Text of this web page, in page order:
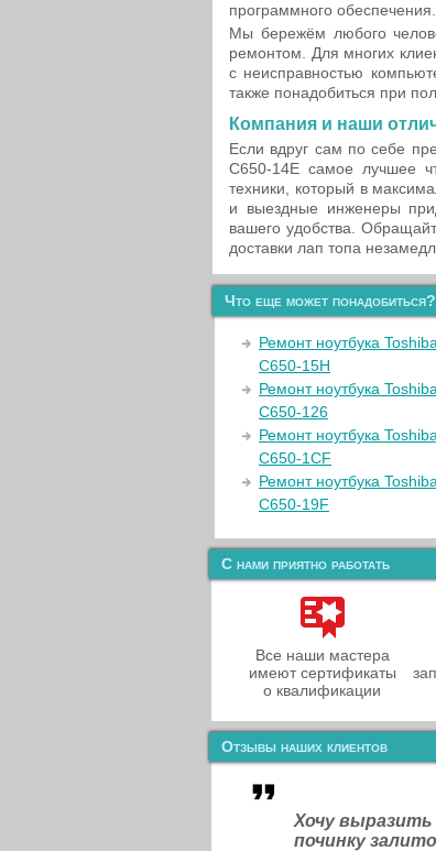
программного обеспечения.
Мы бережём любого
ремонтом. Для многих
с неисправностью
также понадобиться при
Компания и наши
Если вдруг сам по себе
C650-14E самое лучшее
техники, который в
и выездные инженеры
вашего удобства.
доставки лап топа
Что еще может понадобиться?
Ремонт ноутбука
C650-15H
Ремонт ноутбука
C650-126
Ремонт ноутбука
C650-1CF
Ремонт ноутбука
C650-19F
С нами приятно работать
Все наши мастера
имеют сертификаты
о квалификации
Отзывы наших клиентов
Хочу
починку